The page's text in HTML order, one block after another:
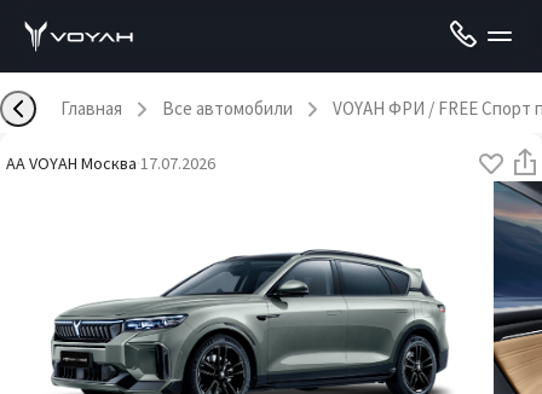
Главная Все автомобили VOYAH ФРИ / FREE
AA VOYAH Москва·17.07.2026